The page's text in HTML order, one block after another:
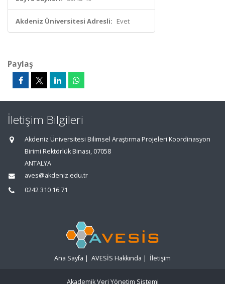
Akdeniz Üniversitesi Adresli: Evet
Paylaş
İletişim Bilgileri
Akdeniz Üniversitesi Bilimsel Araştırma Projeleri Koordinasyon
Birimi Rektörlük Binası, 07058
ANTALYA
aves@akdeniz.edu.tr
0242 310 16 71
Ana Sayfa | AVESİS Hakkında | İletişim
Akademik Veri Yönetim Sistemi